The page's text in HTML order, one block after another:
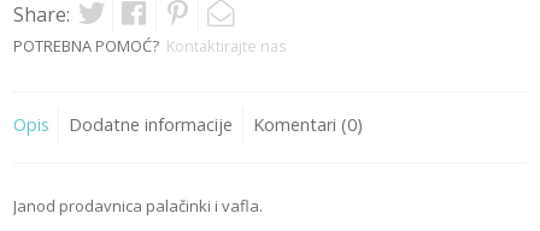
Vafla
quantity
Share:
POTREBNA POMOĆ? Kontaktirajte nas
Opis Dodatne informacije Komentari (0)
Janod prodavnica palačinki i vafla.